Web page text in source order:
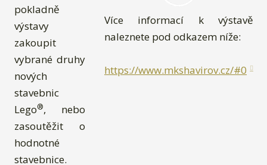
pokladně
výstavy
zakoupit
vybrané druhy
nových
stavebnic
Lego®, nebo
zasoutěžit o
hodnotné
stavebnice.
Více informací k výstavě
naleznete pod odkazem níže:
https://www.mkshavirov.cz/#0